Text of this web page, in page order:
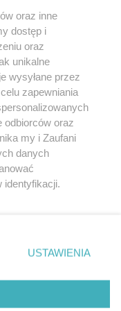
Praca Kielce
oraz inne
dostęp i
oraz
unikalne
wysyłane przez
zapewniania
odbiorców oraz
my i Zaufani
danych
prywatności
strony
. Niektóre
się takiemu
zastosowania tylko
USTAWIENIA